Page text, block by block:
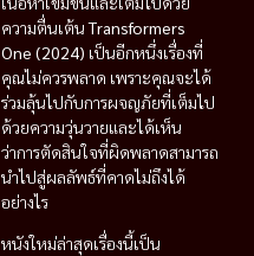
ความตื่นเต้นTransformers
One (2024) เป็นอีกหนึ่งเรื่องที่
คุณไม่ควรพลาด เพราะคุณจะได้
ร่วมลุ้นไปกับการผจญภัยที่เต็มไป
ด้วยความวุ่นวายและได้เห็น
ว่าการตัดสินใจที่ผิดพลาดสามารถ
นำไปสู่ผลลัพธ์ที่คาดไม่ถึงได้
อย่างไร
หนังใหม่ล่าสุดเรื่องนี้เป็น